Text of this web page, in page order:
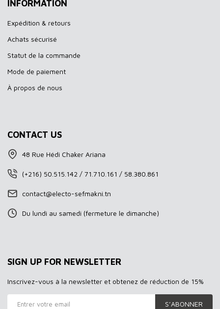
INFORMATION
Expédition & retours
Achats sécurisé
Statut de la commande
Mode de paiement
À propos de nous
CONTACT US
48 Rue Hédi Chaker Ariana
(+216) 50.515.142 / 71.710.161 / 58.380.861
contact@electo-sefmakni.tn
Du lundi au samedi (fermeture le dimanche)
SIGN UP FOR NEWSLETTER
Inscrivez-vous à la newsletter et obtenez de réduction de 15%
S’ABONNER